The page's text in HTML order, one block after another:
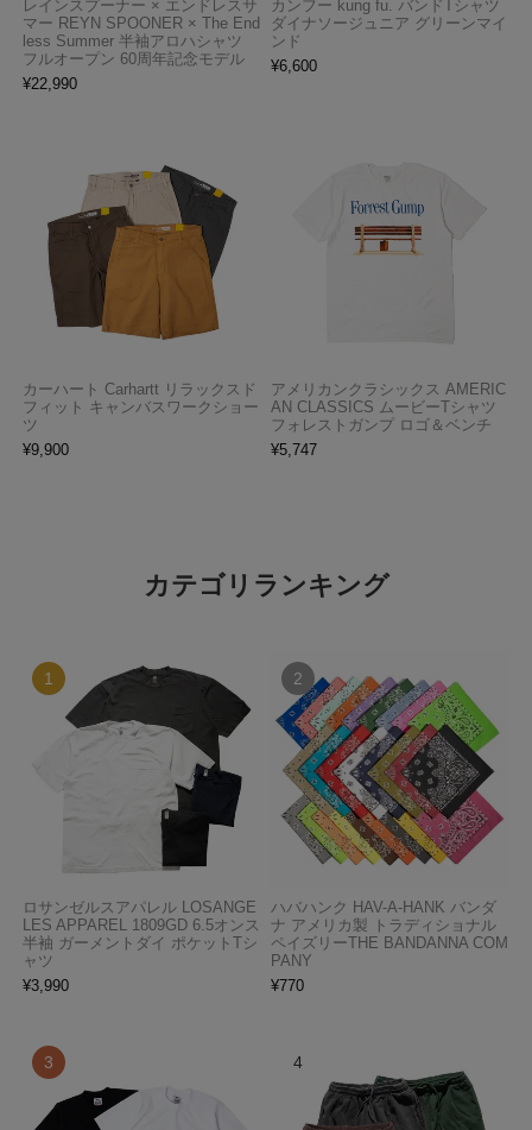
レインスプーナー × エンドレスサ
マー REYN SPOONER × The End
less Summer 半袖アロハシャツ
フルオープン 60周年記念モデル
¥22,990
カンフー kung fu. バンドTシャツ
ダイナソージュニア グリーンマイ
ンド
¥6,600
カーハート Carhartt リラックスド
フィット キャンバスワークショー
ツ
¥9,900
アメリカンクラシックス AMERIC
AN CLASSICS ムービーTシャツ
フォレストガンプ ロゴ＆ベンチ
¥5,747
カテゴリランキング
ロサンゼルスアパレル LOSANGE
LES APPAREL 1809GD 6.5オンス
半袖 ガーメントダイ ポケットTシ
ャツ
¥3,990
ハバハンク HAV-A-HANK バンダ
ナ アメリカ製 トラディショナル
ペイズリーTHE BANDANNA COM
PANY
¥770